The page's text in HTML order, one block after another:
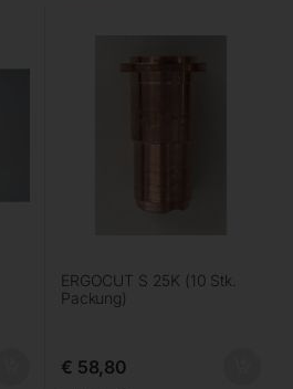
ERGOCUT S 25K (10 Stk.
Packung)
€ 58,80